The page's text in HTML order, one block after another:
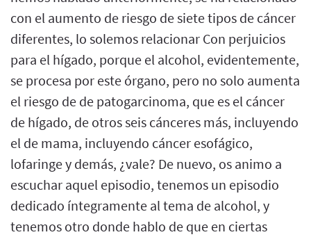
con el aumento de riesgo de siete tipos de cáncer
diferentes, lo solemos relacionar Con perjuicios
para el hígado, porque el alcohol, evidentemente,
se procesa por este órgano, pero no solo aumenta
el riesgo de de patogarcinoma, que es el cáncer
de hígado, de otros seis cánceres más, incluyendo
el de mama, incluyendo cáncer esofágico,
lofaringe y demás, ¿vale? De nuevo, os animo a
escuchar aquel episodio, tenemos un episodio
dedicado íntegramente al tema de alcohol, y
tenemos otro donde hablo de que en ciertas